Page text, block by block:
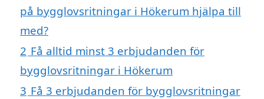
på bygglovsritningar i Hökerum hjälpa till
med?
2 Få alltid minst 3 erbjudanden för
bygglovsritningar i Hökerum
3 Få 3 erbjudanden för bygglovsritningar